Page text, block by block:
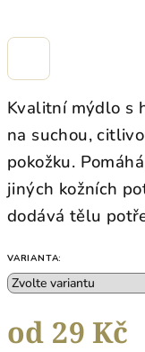
Kvalitní mýdlo s
na suchou,
pokožku.
jiných kožních
dodává tělu
VARIANTA:
od 29 Kč